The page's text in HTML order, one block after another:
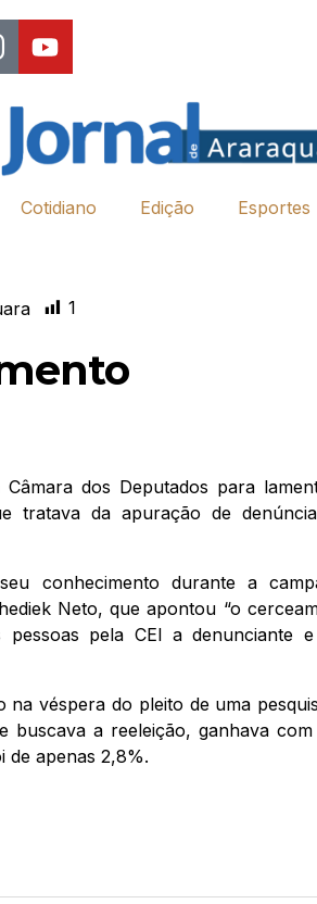
Cotidiano Edição Esportes
1
dos Deputados para
tratava da apuração de
conhecimento durante a
Neto, que apontou “o
pela CEI a denunciante
véspera do pleito de uma
buscava a reeleição, ganhava
de apenas 2,8%.